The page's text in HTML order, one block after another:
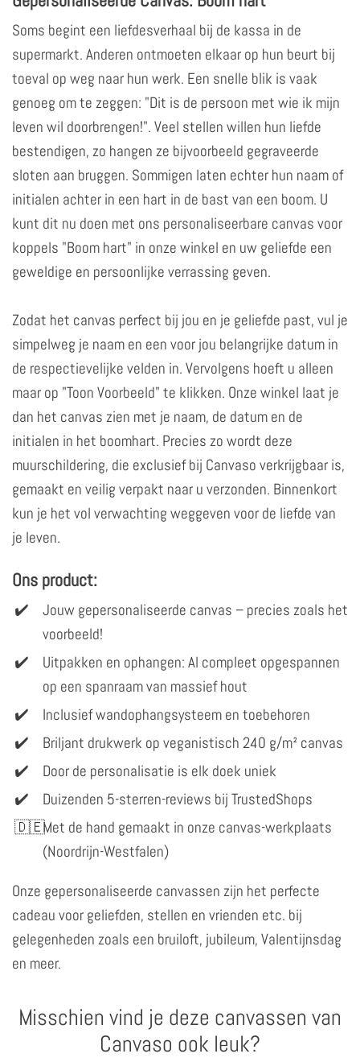
Soms begint een liefdesverhaal bij de kassa in de
supermarkt. Anderen ontmoeten elkaar op hun beurt bij
toeval op weg naar hun werk. Een snelle blik is vaak
genoeg om te zeggen: "Dit is de persoon met wie ik mijn
leven wil doorbrengen!". Veel stellen willen hun liefde
bestendigen, zo hangen ze bijvoorbeeld gegraveerde
sloten aan bruggen. Sommigen laten echter hun naam of
initialen achter in een hart in de bast van een boom. U
kunt dit nu doen met ons personaliseerbare canvas voor
koppels "Boom hart" in onze winkel en uw geliefde een
geweldige en persoonlijke verrassing geven.
Zodat het canvas perfect bij jou en je geliefde past, vul je
simpelweg je naam en een voor jou belangrijke datum in
de respectievelijke velden in. Vervolgens hoeft u alleen
maar op "Toon Voorbeeld" te klikken. Onze winkel laat je
dan het canvas zien met je naam, de datum en de
initialen in het boomhart. Precies zo wordt deze
muurschildering, die exclusief bij Canvaso verkrijgbaar is,
gemaakt en veilig verpakt naar u verzonden. Binnenkort
kun je het vol verwachting weggeven voor de liefde van
je leven.
Ons product:
Jouw gepersonaliseerde canvas – precies zoals het
voorbeeld!
Uitpakken en ophangen: Al compleet opgespannen
op een spanraam van massief hout
Inclusief wandophangsysteem en toebehoren
Briljant drukwerk op veganistisch 240 g/m² canvas
Door de personalisatie is elk doek uniek
Duizenden 5-sterren-reviews bij TrustedShops
Met de hand gemaakt in onze canvas-werkplaats
(Noordrijn-Westfalen)
Onze gepersonaliseerde canvassen zijn het perfecte
cadeau voor geliefden, stellen en vrienden etc. bij
gelegenheden zoals een bruiloft, jubileum, Valentijnsdag
en meer.
Misschien vind je deze canvassen van
Canvaso ook leuk?